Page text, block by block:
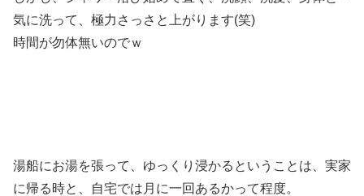
気に洗って、極力さっさと上がります(笑)
時間が勿体無いのでｗ
湯船にお湯を張って、ゆっくり浸かるということは、実家
に帰る時と、自宅では月に一回あるかって程度。